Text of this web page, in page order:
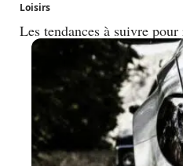
Loisirs
Les tendances à suivre